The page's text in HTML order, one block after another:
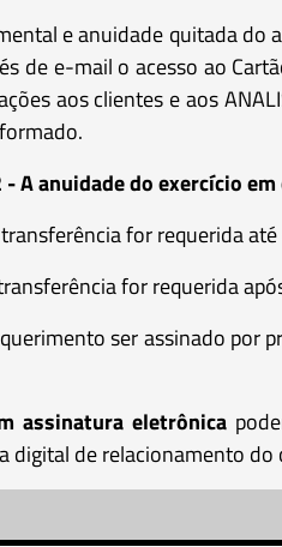
e anuidade quitada do
de e-mail o acesso ao
aos clientes e aos
A anuidade do exercício
for requerida
for requerida
ser assinado por
assinatura eletrônica
digital de relacionamento do